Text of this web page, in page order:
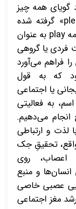
گویای همه چیز
» گرفته شده
play به عنوان
فردی یا گروهی
فراهم می‌آورد
که به قول
یا اجتماعی
به فعالیتی
انجام می‌دهیم.
لذت و ارتباطی
تحقیقِ جک
اعصاب، روی
انسان‌ها و منبع
عصبی خاصی
مغز اجتماعی